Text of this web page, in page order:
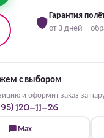
Гарантия
от 3 дней –
с выбором
и оформит заказ за
120-11-26
Max